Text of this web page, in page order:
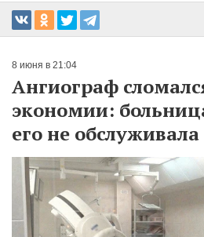
8 июня в 21:04
Ангиограф
экономии:
его не обслуживала